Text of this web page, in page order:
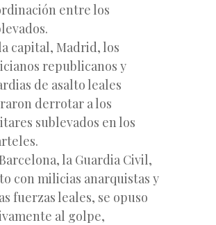
entre los
capital, Madrid, los
republicanos y
de asalto leales
derrotar a los
sublevados en los
la Guardia Civil,
con milicias anarquistas y
fuerzas leales, se opuso
al golpe,